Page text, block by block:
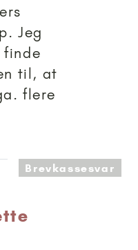
Jeg
finde
til, at
flere
til 15+
Brevkassesvar